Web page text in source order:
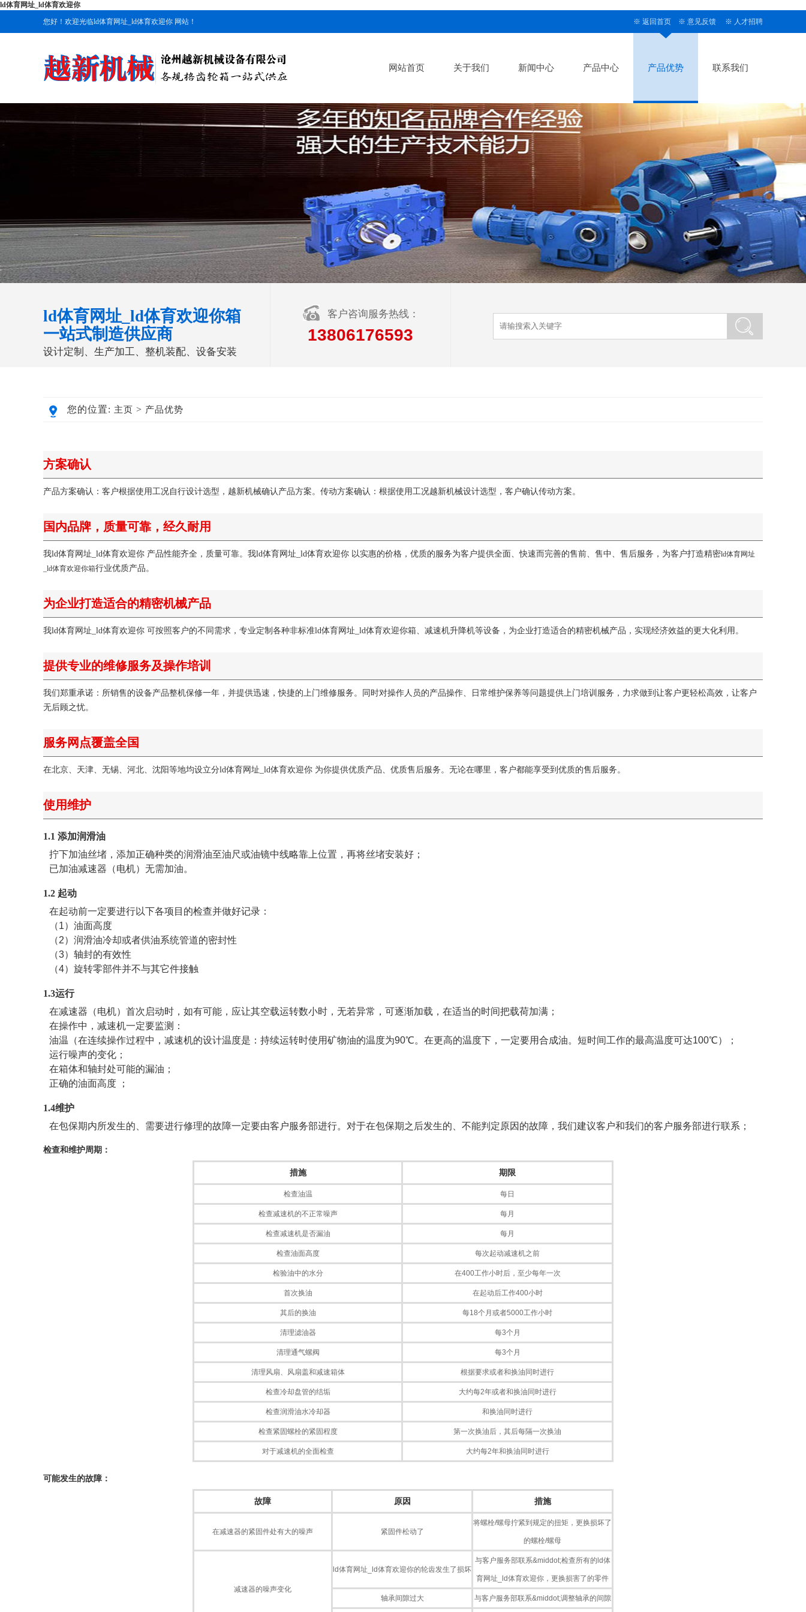
ld体育网址_ld体育欢迎你
您好！欢迎光临ld体育网址_ld体育欢迎你 网站！
※ 返回首页 ※ 意见反馈 ※ 人才招聘
网站首页 关于我们 新闻中心 产品中心 产品优势 联系我们
ld体育网址_ld体育欢迎你箱
一站式制造供应商
设计定制、生产加工、整机装配、设备安装
客户咨询服务热线：
13806176593
您的位置: 主页 > 产品优势
方案确认
产品方案确认：客户根据使用工况自行设计选型，越新机械确认产品方案。传动方案确认：根据使用工况越新机械设计选型，客户确认传动方案。
国内品牌，质量可靠，经久耐用
我ld体育网址_ld体育欢迎你 产品性能齐全，质量可靠。我ld体育网址_ld体育欢迎你 以实惠的价格，优质的服务为客户提供全面、快速而完善的售前、售中、售后服务，为客户打造精密ld体育网址
_ld体育欢迎你箱行业优质产品。
为企业打造适合的精密机械产品
我ld体育网址_ld体育欢迎你 可按照客户的不同需求，专业定制各种非标准ld体育网址_ld体育欢迎你箱、减速机升降机等设备，为企业打造适合的精密机械产品，实现经济效益的更大化利用。
提供专业的维修服务及操作培训
我们郑重承诺：所销售的设备产品整机保修一年，并提供迅速，快捷的上门维修服务。同时对操作人员的产品操作、日常维护保养等问题提供上门培训服务，力求做到让客户更轻松高效，让客户
无后顾之忧。
服务网点覆盖全国
在北京、天津、无锡、河北、沈阳等地均设立分ld体育网址_ld体育欢迎你 为你提供优质产品、优质售后服务。无论在哪里，客户都能享受到优质的售后服务。
使用维护
1.1 添加润滑油
拧下加油丝堵，添加正确种类的润滑油至油尺或油镜中线略靠上位置，再将丝堵安装好；
已加油减速器（电机）无需加油。
1.2 起动
在起动前一定要进行以下各项目的检查并做好记录：
（1）油面高度
（2）润滑油冷却或者供油系统管道的密封性
（3）轴封的有效性
（4）旋转零部件并不与其它件接触
1.3运行
在减速器（电机）首次启动时，如有可能，应让其空载运转数小时，无若异常，可逐渐加载，在适当的时间把载荷加满；
在操作中，减速机一定要监测：
油温（在连续操作过程中，减速机的设计温度是：持续运转时使用矿物油的温度为90℃。在更高的温度下，一定要用合成油。短时间工作的最高温度可达100℃）；
运行噪声的变化；
在箱体和轴封处可能的漏油；
正确的油面高度 ；
1.4维护
在包保期内所发生的、需要进行修理的故障一定要由客户服务部进行。对于在包保期之后发生的、不能判定原因的故障，我们建议客户和我们的客户服务部进行联系；
检查和维护周期：
措施 期限
检查油温 每日
检查减速机的不正常噪声 每月
检查减速机是否漏油 每月
检查油面高度 每次起动减速机之前
检验油中的水分 在400工作小时后，至少每年一次
首次换油 在起动后工作400小时
其后的换油 每18个月或者5000工作小时
清理滤油器 每3个月
清理通气螺阀 每3个月
清理风扇、风扇盖和减速箱体 根据要求或者和换油同时进行
检查冷却盘管的结垢 大约每2年或者和换油同时进行
检查润滑油水冷却器 和换油同时进行
检查紧固螺栓的紧固程度 第一次换油后，其后每隔一次换油
对于减速机的全面检查 大约每2年和换油同时进行
可能发生的故障：
故障 原因 措施
在减速器的紧固件处有大的噪声 紧固件松动了
将螺栓/螺母拧紧到规定的扭矩，更换损坏了
的螺栓/螺母
减速器的噪声变化
ld体育网址_ld体育欢迎你的轮齿发生了损坏
与客户服务部联系&middot;检查所有的ld体
育网址_ld体育欢迎你，更换损害了的零件
轴承间隙过大 与客户服务部联系&middot;调整轴承的间隙